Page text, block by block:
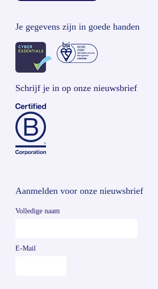
Je gegevens zijn in goede handen
Schrijf je in op onze nieuwsbrief
Aanmelden voor onze nieuwsbrief
Volledige naam
E-Mail